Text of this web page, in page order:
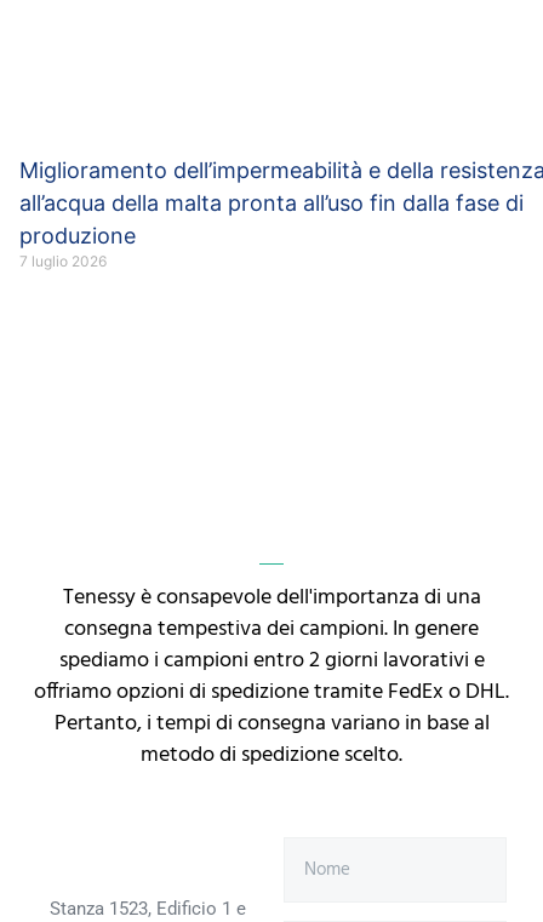
Miglioramento dell’impermeabilità e della
all’acqua della malta pronta all’uso fin dalla fase di
produzione
7 luglio 2026
Tenessy è consapevole dell'importanza di una
consegna tempestiva dei campioni. In genere
spediamo i campioni entro 2 giorni lavorativi e
offriamo opzioni di spedizione tramite FedEx o DHL.
Pertanto, i tempi di consegna variano in base al
metodo di spedizione scelto.
Stanza 1523, Edificio 1 e